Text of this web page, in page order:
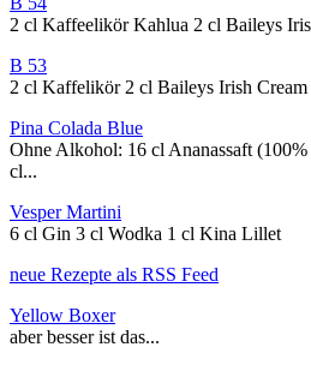
2 cl Kaffeelikör Kahlua 2 cl Baileys
B 53
2 cl Kaffelikör 2 cl Baileys Irish
Pina Colada Blue
Ohne Alkohol: 16 cl Ananassaft
cl...
Vesper Martini
6 cl Gin 3 cl Wodka 1 cl Kina Lillet
neue Rezepte als RSS Feed
Yellow Boxer
aber besser ist das...